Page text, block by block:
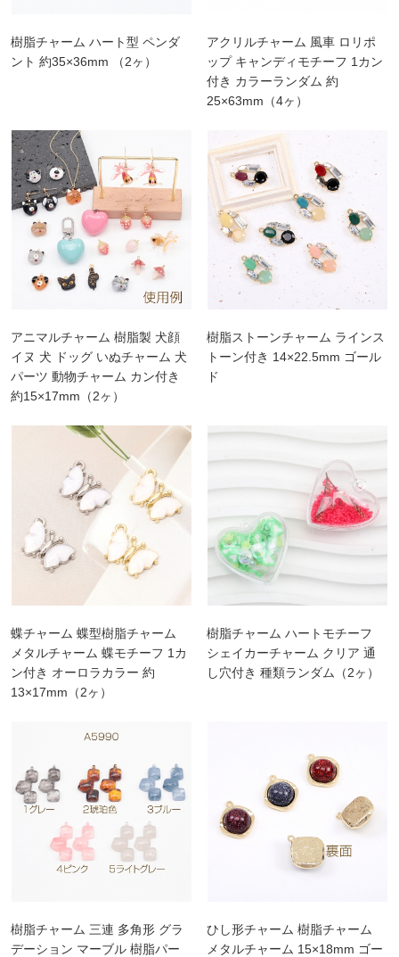
樹脂チャーム ハート型 ペンダ
ント 約35×36mm （2ヶ）
アクリルチャーム 風車 ロリポ
ップ キャンディモチーフ 1カン
付き カラーランダム 約
25×63mm（4ヶ）
アニマルチャーム 樹脂製 犬顔
イヌ 犬 ドッグ いぬチャーム 犬
パーツ 動物チャーム カン付き
約15×17mm（2ヶ）
樹脂ストーンチャーム ラインス
トーン付き 14×22.5mm ゴール
ド
蝶チャーム 蝶型樹脂チャーム
メタルチャーム 蝶モチーフ 1カ
ン付き オーロラカラー 約
13×17mm（2ヶ）
樹脂チャーム ハートモチーフ
シェイカーチャーム クリア 通
し穴付き 種類ランダム（2ヶ）
樹脂チャーム 三連 多角形 グラ
デーション マーブル 樹脂パー
ひし形チャーム 樹脂チャーム
メタルチャーム 15×18mm ゴー